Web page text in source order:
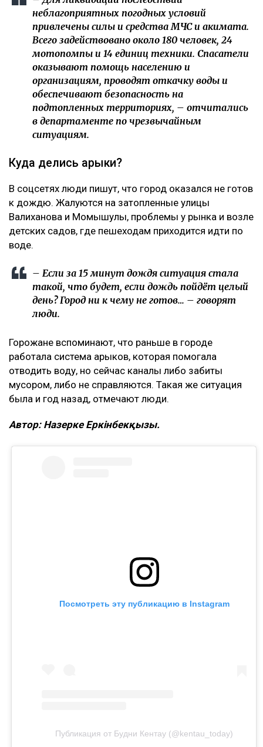
неблагоприятных погодных условий
привлечены силы и средства МЧС и акимата.
Всего задействовано около 180 человек, 24
мотопомпы и 14 единиц техники. Спасатели
оказывают помощь населению и
организациям, проводят откачку воды и
обеспечивают безопасность на
подтопленных территориях, – отчитались
в департаменте по чрезвычайным
ситуациям.
Куда делись арыки?
В соцсетях люди пишут, что город оказался не готов
к дождю. Жалуются на затопленные улицы
Валиханова и Момышулы, проблемы у рынка и возле
детских садов, где пешеходам приходится идти по
воде.
– Если за 15 минут дождя ситуация стала
такой, что будет, если дождь пойдёт целый
день? Город ни к чему не готов… – говорят
люди.
Горожане вспоминают, что раньше в городе
работала система арыков, которая помогала
отводить воду, но сейчас каналы либо забиты
мусором, либо не справляются. Такая же ситуация
была и год назад, отмечают люди.
Автор: Назерке Еркінбекқызы.
Посмотреть эту публикацию в Instagram
Публикация от Будни Кентау (@kentau_today)